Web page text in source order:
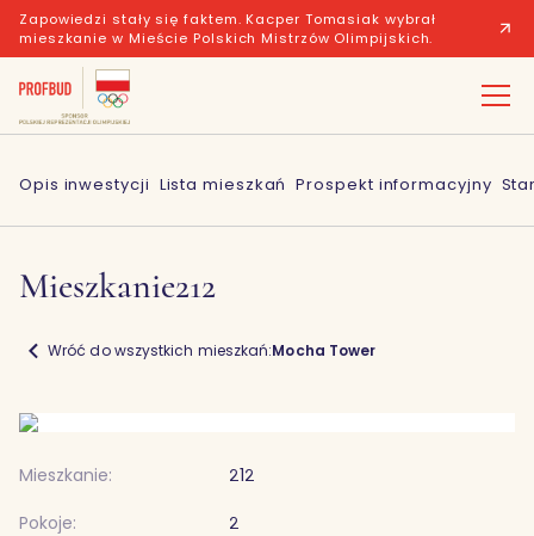
Zapowiedzi stały się faktem. Kacper Tomasiak wybrał
mieszkanie w Mieście Polskich Mistrzów Olimpijskich.
Opis inwestycji Lista mieszkań Prospekt informacyjny
Mieszkanie212
Wróć do wszystkich mieszkań:Mocha Tower
Mieszkanie:
212
Pokoje:
2